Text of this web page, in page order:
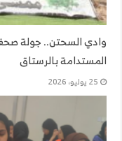
وادي السحتن.. جولة
المستدامة بالرستاق
25 يوليو، 2026